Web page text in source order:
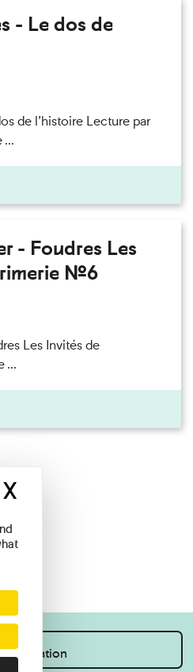
- Le dos de
de l’histoire Lecture par
...
- Foudres Les
n°6
Les Invités de
...
X